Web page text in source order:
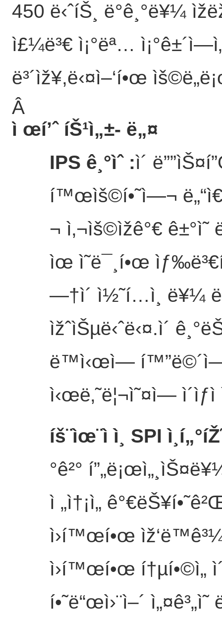
450 ë‹ˆíŠ¸ ë°ê¸°ë¥¼
ì£¼ë³€ ì¡°ëª…
ë³´ìž¥,ë‹¤ì–‘í•œ ìš©ë„ë¡œ
Â
ì œí’ˆ íŠ¹ì„±- ë„¤
IPS ê¸°ìˆ :ì´
í™œìš©í•˜ì—¬ ë„“ì€
¬ ì‚¬ìš©ìžê°€
ìœ ì˜ë¯¸í•œ
—†ì´ ì½˜í…ì¸ ë¥¼
ìžˆìŠµë‹ˆë‹¤.ì´
ë™ì‹œì— í™”ë©´ì—
ì‹œë‚˜ë¦¬ì˜¤ì—
íš¨ìœ¨ì ì¸ SPI
°ê²°
ì „ì†¡ì„
ì›í™œí•œ
ì›í™œí•œ í†µí•©ì„
í•˜ë“œì›¨ì–´ ì„¤ê³„ì˜